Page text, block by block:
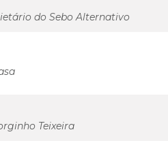
do Sebo Alternativo
Teixeira